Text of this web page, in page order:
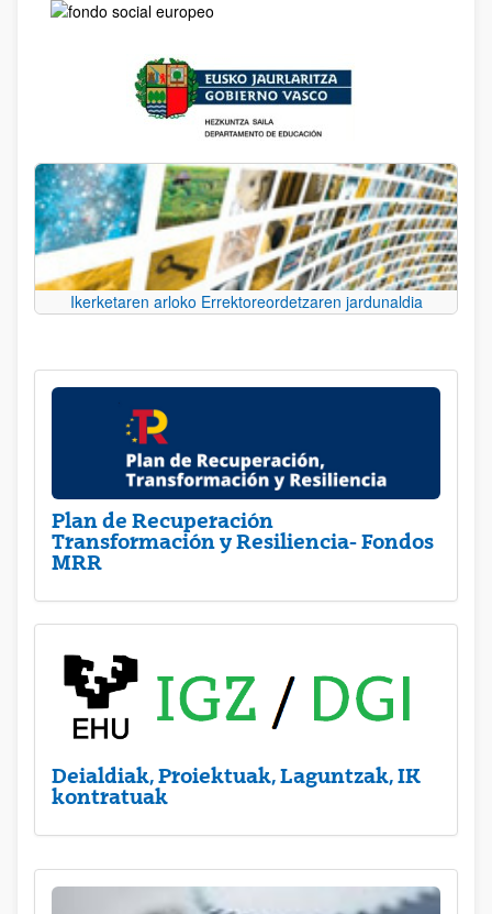
Ikerketaren arloko Errektoreordetzaren jardunaldia
Plan de Recuperación
Transformación y Resiliencia- Fondos
MRR
Deialdiak, Proiektuak, Laguntzak, IK
kontratuak